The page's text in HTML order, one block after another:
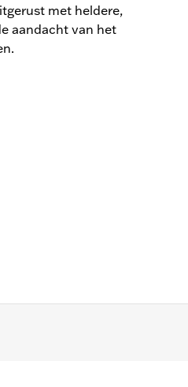
met heldere,
aandacht van het